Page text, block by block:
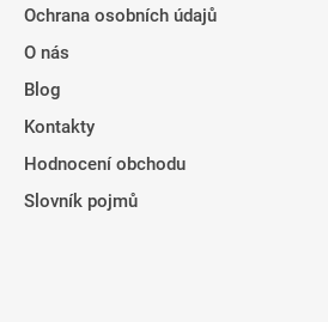
Ochrana osobních údajů
O nás
Blog
Kontakty
Hodnocení obchodu
Slovník pojmů